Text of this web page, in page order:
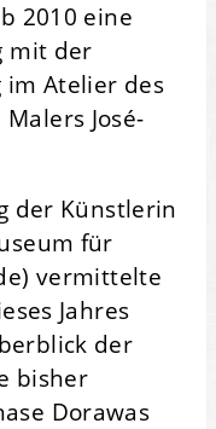
2010 eine
mit der
im Atelier des
José-
der Künstlerin
für
vermittelte
Jahres
der
bisher
Dorawas